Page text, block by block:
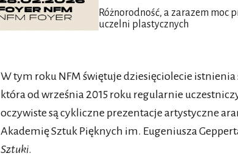
Różnorodność, a zarazem
uczelni plastycznych
W tym roku NFM świętuje dziesięciolecie
która od września 2015 roku regularnie
oczywiste są cykliczne prezentacje artystyczne
Akademię Sztuk Pięknych im. Eugeniusza
Sztuki.